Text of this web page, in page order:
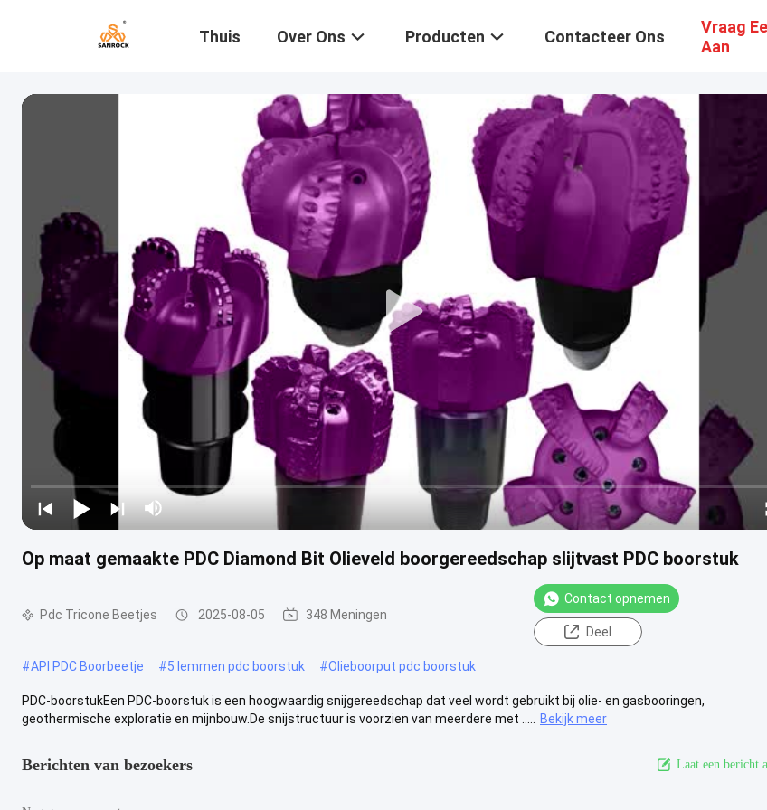
Thuis Over Ons Producten Contacteer Ons
Vraag
Aan
Op maat gemaakte PDC Diamond Bit Olieveld boorgereedschap slijtvast PDC boorstuk
Pdc Tricone Beetjes 2025-08-05 348 Meningen
Contact opnemen
Deel
#API PDC Boorbeetje #5 lemmen pdc boorstuk #Olieboorput pdc boorstuk
PDC-boorstukEen PDC-boorstuk is een hoogwaardig snijgereedschap dat veel wordt gebruikt bij olie- en gasbooringen,
geothermische exploratie en mijnbouw.De snijstructuur is voorzien van meerdere met .....
Bekijk meer
Berichten van bezoekers Laat een bericht